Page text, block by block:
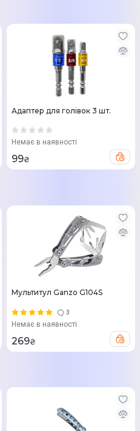
Адаптер для голівок 3 шт.
Немає в наявності
99₴
Мультитул Ganzo G104S
3
Немає в наявності
269₴